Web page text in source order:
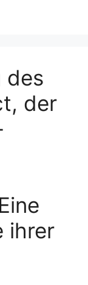
des
der
ihrer